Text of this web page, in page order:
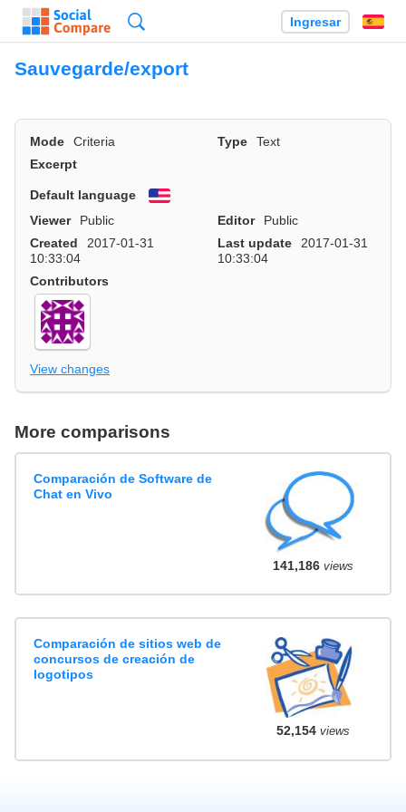
Ingresar
Sauvegarde/export
Mode Criteria Type
Text
Excerpt
Default language
English
Viewer
Public Editor
Public
Created
2017-01-31
10:33:04
Last update
2017-01-31
10:33:04
Contributors
View changes
More comparisons
Comparación de Software de
Chat en Vivo
141,186views
Comparación de sitios web de
concursos de creación de
logotipos
52,154views